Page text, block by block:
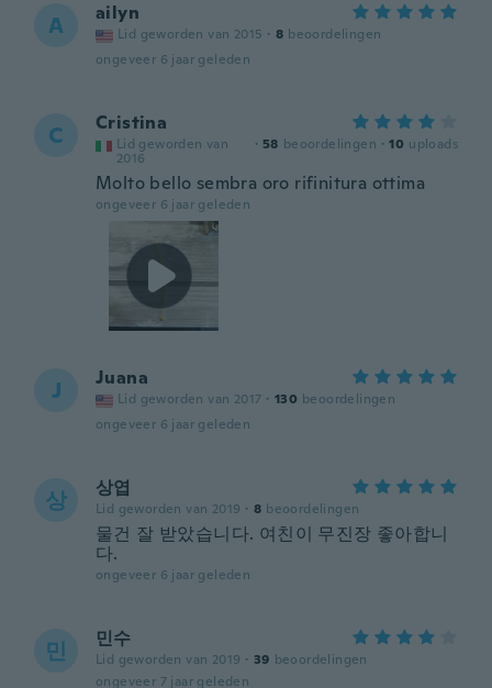
A ailyn
Lid geworden van 2015 · 8 beoordelingen
ongeveer 6 jaar geleden
C Cristina
Lid geworden van
2016
· 58 beoordelingen · 10 uploads
Molto bello sembra oro rifinitura ottima
ongeveer 6 jaar geleden
J Juana
Lid geworden van 2017 · 130 beoordelingen
ongeveer 6 jaar geleden
상 상엽
Lid geworden van 2019 · 8 beoordelingen
물건 잘 받았습니다. 여친이 무진장 좋아합니
다.
ongeveer 6 jaar geleden
민 민수
Lid geworden van 2019 · 39 beoordelingen
ongeveer 7 jaar geleden